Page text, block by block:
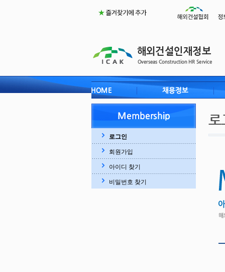
로그인
회원가입
아이디 찾기
비밀번호 찾기